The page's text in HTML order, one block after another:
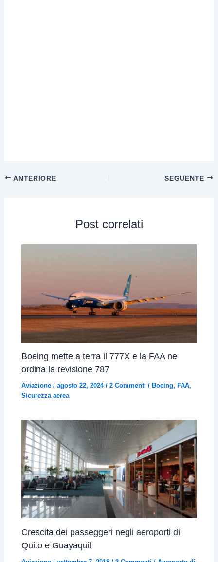
ANTERIORE SEGUENTE
Post correlati
Boeing mette a terra il 777X e la FAA ne
ordina la revisione 787
Aviazione /agosto 22, 2024/2 Commenti / Boeing, FAA,
Sicurezza aerea
Crescita dei passeggeri negli aeroporti di
Quito e Guayaquil